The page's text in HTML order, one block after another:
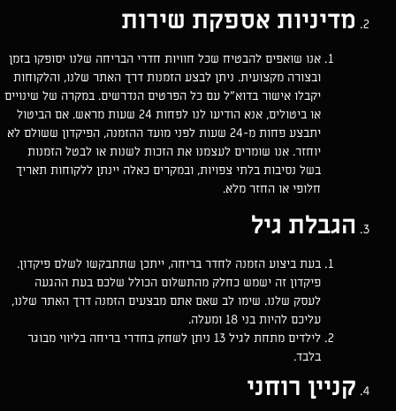
מדיניות אספקת שירות
אנו שואפים להבטיח שכל חוויות חדרי הבריחה שלנו יסופקו בזמן
ובצורה מקצועית. ניתן לבצע הזמנות דרך האתר שלנו, והלקוחות
יקבלו אישור בדוא”ל עם כל הפרטים הנדרשים. במקרה של שינויים
או ביטולים, אנא הודיעו לנו לפחות 24 שעות מראש
. אם הביטול
יתבצע פחות מ-24 שעות לפני מועד ההזמנה, הפיקדון ששולם לא
יוחזר. אנו שומרים לעצמנו את הזכות לשנות או לבטל הזמנות
בשל נסיבות בלתי צפויות, ובמקרים כאלה יינתן ללקוחות תאריך
חלופי או החזר מלא.
הגבלת גיל
בעת ביצוע הזמנה לחדר בריחה, ייתכן שתתבקשו לשלם פיקדון.
פיקדון זה ישמש כחלק מהתשלום הכולל שלכם בעת ההגעה
לעסק שלנו. שימו לב שאם אתם מבצעים הזמנה דרך האתר שלנו,
עליכם להיות בני 18 ומעלה
.
לילדים מתחת לגיל 13 ניתן לשחק בחדרי בריחה בליווי מבוגר
בלבד.
קניין רוחני